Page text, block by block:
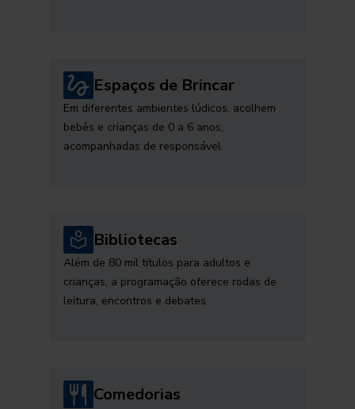
Espaços de Brincar
Em diferentes ambientes lúdicos, acolhem
bebês e crianças de 0 a 6 anos,
acompanhadas de responsável
Bibliotecas
Além de 80 mil títulos para adultos e
crianças, a programação oferece rodas de
leitura, encontros e debates
Comedorias